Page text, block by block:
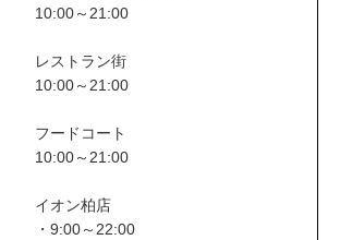
10:00～21:00
レストラン街
10:00～21:00
フードコート
10:00～21:00
イオン柏店
・9:00～22:00